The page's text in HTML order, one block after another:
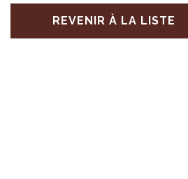
REVENIR À LA LISTE